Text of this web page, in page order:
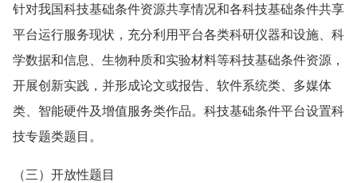
针对我国科技基础条件资源共享情况和各科技基础条件共享
平台运行服务现状，充分利用平台各类科研仪器和设施、科
学数据和信息、生物种质和实验材料等科技基础条件资源，
开展创新实践，并形成论文或报告、软件系统类、多媒体
类、智能硬件及增值服务类作品。科技基础条件平台设置科
技专题类题目。
（三）开放性题目